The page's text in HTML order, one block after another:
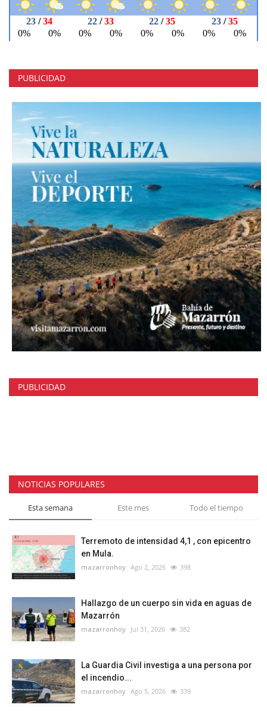
PUBLICIDAD
PUBLICIDAD
NOTICIAS POPULARES
Esta semana Este mes Todo el tiempo
Terremoto de intensidad 4,1 , con epicentro
en Mula.
mazarronhoy Ago 2, 2026 398
Hallazgo de un cuerpo sin vida en aguas de
Mazarrón
mazarronhoy Jul 31, 2026 382
La Guardia Civil investiga a una persona por
el incendio...
mazarronhoy Ago 5, 2026 339